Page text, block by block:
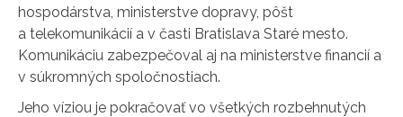
hospodárstva, ministerstve dopravy, pôšt
a telekomunikácií a v časti Bratislava Staré mesto.
Komunikáciu zabezpečoval aj na ministerstve financií a
v súkromných spoločnostiach.
Jeho víziou je pokračovať vo všetkých rozbehnutých